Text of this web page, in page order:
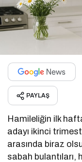
PAYLAŞ
Hamileliğin ilk
adayı ikinci
arasında biraz
sabah bulantıları,